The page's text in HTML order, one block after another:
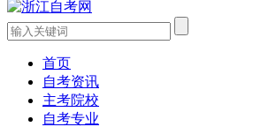
首页
自考资讯
主考院校
自考专业